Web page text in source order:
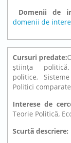
Domenii de
domenii de
Cursuri predate:
ştiinţa
politice,
Politici
Interese de
Teorie Politică,
Scurtă descriere: